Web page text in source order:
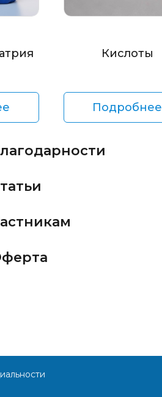
Кислоты
Подробнее